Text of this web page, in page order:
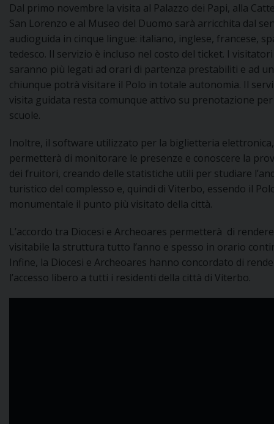
Dal primo novembre la visita al Palazzo dei Papi, alla
San Lorenzo e al Museo del Duomo sarà arricchita dal
audioguida in cinque lingue: italiano, inglese, francese,
tedesco. Il servizio è incluso nel costo del ticket. I
saranno più legati ad orari di partenza prestabiliti e ad
chiunque potrà visitare il Polo in totale autonomia. Il
visita guidata resta comunque attivo su prenotazione
scuole.
Inoltre, il software utilizzato per la biglietteria elettronica,
permetterà di monitorare le presenze e conoscere la
dei fruitori, creando delle statistiche utili per studiare
turistico del complesso e, quindi di Viterbo, essendo il
monumentale il punto più visitato della città.
L’accordo tra Diocesi e Archeoares permetterà di rendere
visitabile la struttura tutto l’anno e spesso in orario
Infine, la Diocesi e Archeoares hanno concordato di
l’accesso libero a tutti i residenti della città di Viterbo.